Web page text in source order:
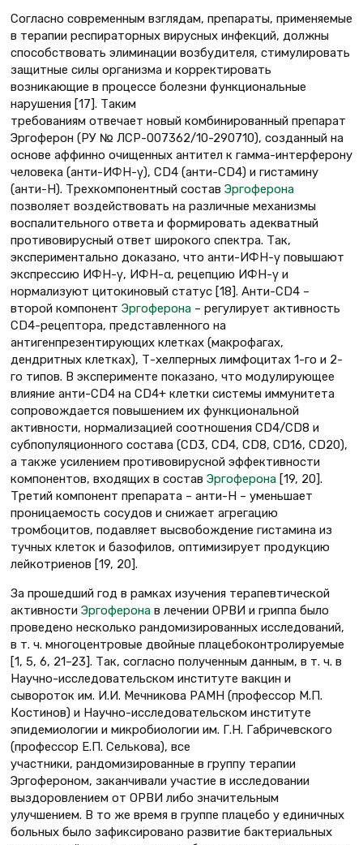
Согласно современным взглядам, препараты, применяемые
в терапии респираторных вирусных инфекций, должны
способствовать элиминации возбудителя, стимулировать
защитные силы организма и корректировать
возникающие в процессе болезни функциональные
нарушения [17]. Таким
требованиям отвечает новый комбинированный препарат
Эргоферон (РУ № ЛСР-007362/10-290710), созданный на
основе аффинно очищенных антител к гамма-интерферону
человека (анти-ИФН-γ), CD4 (анти-CD4) и гистамину
(анти-Н). Трехкомпонентный состав Эргоферона
позволяет воздействовать на различные механизмы
воспалительного ответа и формировать адекватный
противовирусный ответ широкого спектра. Так,
экспериментально доказано, что анти-ИФН-γ повышают
экспрессию ИФН-γ, ИФН-α, рецепцию ИФН-γ и
нормализуют цитокиновый статус [18]. Анти-CD4 –
второй компонент Эргоферона – регулирует активность
CD4-рецептора, представленного на
антигенпрезентирующих клетках (макрофагах,
дендритных клетках), Т-хелперных лимфоцитах 1-го и 2-
го типов. В эксперименте показано, что модулирующее
влияние анти-CD4 на CD4+ клетки системы иммунитета
сопровождается повышением их функциональной
активности, нормализацией соотношения CD4/CD8 и
субпопуляционного состава (СD3, CD4, CD8, CD16, CD20),
а также усилением противовирусной эффективности
компонентов, входящих в состав Эргоферона [19, 20].
Третий компонент препарата – анти-Н – уменьшает
проницаемость сосудов и снижает агрегацию
тромбоцитов, подавляет высвобождение гистамина из
тучных клеток и базофилов, оптимизирует продукцию
лейкотриенов [19, 20].
За прошедший год в рамках изучения терапевтической
активности Эргоферона в лечении ОРВИ и гриппа было
проведено несколько рандомизированных исследований,
в т. ч. многоцентровые двойные плацебоконтролируемые
[1, 5, 6, 21–23]. Так, согласно полученным данным, в т. ч. в
Научно-исследовательском институте вакцин и
сывороток им. И.И. Мечникова РАМН (профессор М.П.
Костинов) и Научно-исследовательском институте
эпидемиологии и микробиологии им. Г.Н. Габричевского
(профессор Е.П. Селькова), все
участники, рандомизированные в группу терапии
Эргофероном, заканчивали участие в исследовании
выздоровлением от ОРВИ либо значительным
улучшением. В то же время в группе плацебо у единичных
больных было зафиксировано развитие бактериальных